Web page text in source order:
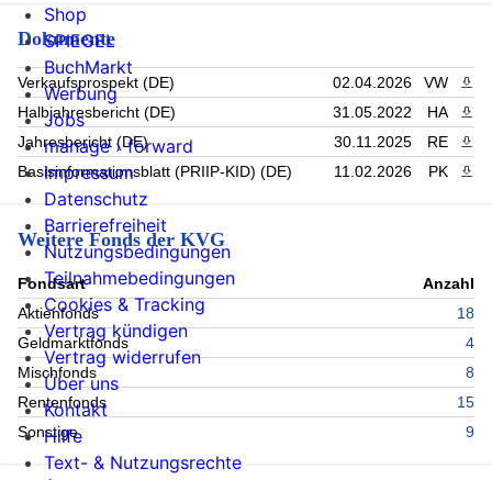
Dokumente
Verkaufsprospekt (DE) 02.04.2026 VW
Halbjahresbericht (DE)
31.05.2022 HA
Jahresbericht (DE)
30.11.2025 RE
Basisinformationsblatt (PRIIP-KID) (DE)
11.02.2026 PK
Weitere Fonds der KVG
Fondsart
Anzahl
Aktienfonds
18
Geldmarktfonds
4
Mischfonds
8
Rentenfonds
15
Sonstige
9
Shop
SPIEGEL
BuchMarkt
Werbung
Jobs
manage › forward
Impressum
Datenschutz
Barrierefreiheit
Nutzungsbedingungen
Teilnahmebedingungen
Cookies & Tracking
Vertrag kündigen
Vertrag widerrufen
Über uns
Kontakt
Hilfe
Text- & Nutzungsrechte